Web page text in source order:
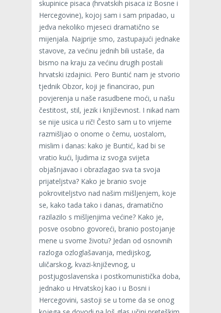
skupinice pisaca (hrvatskih pisaca iz Bosne i
Hercegovine), kojoj sam i sam pripadao, u
jedva nekoliko mjeseci dramatično se
mijenjala. Najprije smo, zastupajući jednake
stavove, za većinu jednih bili ustaše, da
bismo na kraju za većinu drugih postali
hrvatski izdajnici. Pero Buntić nam je stvorio
tjednik Obzor, koji je financirao, pun
povjerenja u naše rasudbene moći, u našu
čestitost, stil, jezik i književnost. I nikad nam
se nije usica u rič! Često sam u to vrijeme
razmišljao o onome o čemu, uostalom,
mislim i danas: kako je Buntić, kad bi se
vratio kući, ljudima iz svoga svijeta
objašnjavao i obrazlagao sva ta svoja
prijateljstva? Kako je branio svoje
pokroviteljstvo nad našim mišljenjem, koje
se, kako tada tako i danas, dramatično
razilazilo s mišljenjima većine? Kako je,
posve osobno govoreći, branio postojanje
mene u svome životu? Jedan od osnovnih
razloga ozloglašavanja, medijskog,
uličarskog, kvazi-književnog, u
postjugoslavenska i postkomunistička doba,
jednako u Hrvatskoj kao i u Bosni i
Hercegovini, sastoji se u tome da se onog